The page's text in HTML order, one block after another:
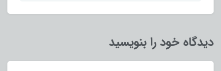
دیدگاه خود را بنویسید